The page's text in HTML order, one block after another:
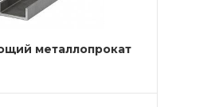
металлопрокат